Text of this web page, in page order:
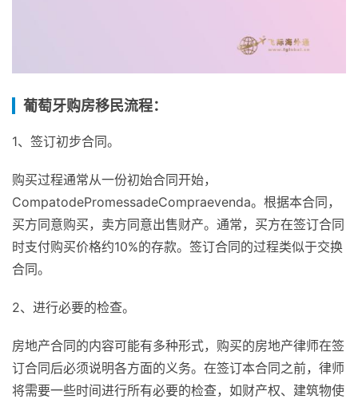
葡萄牙购房移民流程：
1、签订初步合同。
购买过程通常从一份初始合同开始，
CompatodePromessadeCompraevenda。根据本合同，
买方同意购买，卖方同意出售财产。通常，买方在签订合同
时支付购买价格约10%的存款。签订合同的过程类似于交换
合同。
2、进行必要的检查。
房地产合同的内容可能有多种形式，购买的房地产律师在签
订合同后必须说明各方面的义务。在签订本合同之前，律师
将需要一些时间进行所有必要的检查，如财产权、建筑物使